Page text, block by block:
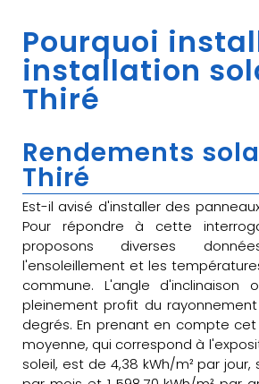
Pourquoi
installation
Thiré
Rendements
Thiré
Est-il avisé d'installer des
Pour répondre à cette
proposons diverses
l'ensoleillement et les
commune. L'angle d'inclinaison
pleinement profit du
degrés. En prenant en compte
moyenne, qui correspond à
soleil, est de 4,38 kWh/m² par jour,